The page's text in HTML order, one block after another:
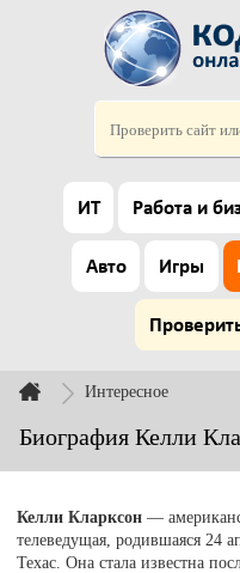
ИТ Работа и
Авто Игры
Интересное
Биография Келли
Келли Кларксон —
телеведущая, родившаяся 24
Техас. Она стала известна